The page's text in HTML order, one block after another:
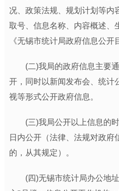
况、政策法规、规划计划等内
取号、信息名称、内容概述、
《无锡市统计局政府信息公开
(二)我局的政府信息主要通
开，同时以新闻发布会、统计
视等形式公开政府信息。
(三)我局公开以上信息的时
日内公开（法律、法规对政府
的，从其规定）。
(四)无锡市统计局办公地址